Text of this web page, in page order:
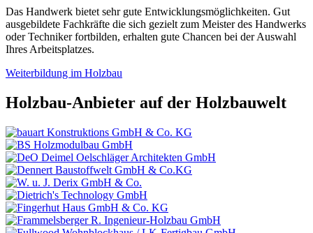
Das Handwerk bietet sehr gute Entwicklungsmöglichkeiten. Gut
ausgebildete Fachkräfte die sich gezielt zum Meister des Handwerks
oder Techniker fortbilden, erhalten gute Chancen bei der Auswahl
Ihres Arbeitsplatzes.
Weiterbildung im Holzbau
Holzbau-Anbieter auf der Holzbauwelt